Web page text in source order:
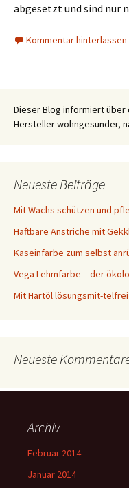
abgesetzt und sind nur
Kommentar hinterlassen
Dieser Blog informiert
Hersteller wohngesunder,
Neueste Beiträge
Mit Wachs schützen und
Haftbare Anstriche mit
Kaseinfarbe zum selbst
Vega Lehmfarbe – der
Mit Hartöl lösungsmit-
Neueste
Archiv
Februar 2014
Januar 2014